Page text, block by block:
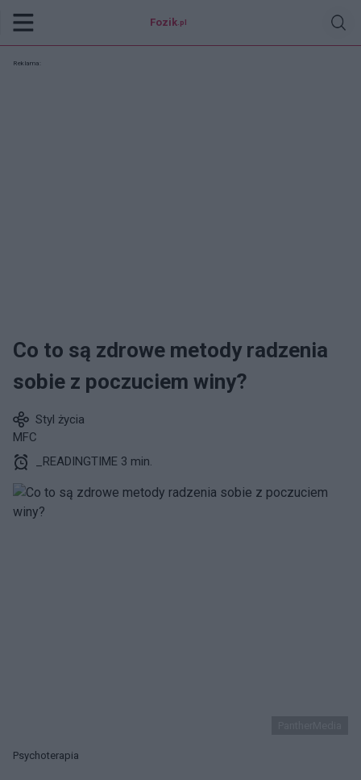
Fozik .pl
Reklama:
Co to są zdrowe metody radzenia
sobie z poczuciem winy?
Styl życia
MFC
_READINGTIME 3 min.
Psychoterapia